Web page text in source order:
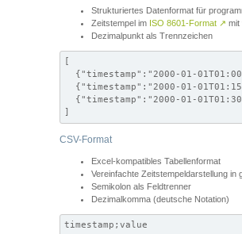
Strukturiertes Datenformat für
Zeitstempel im ISO 8601-Format ↗ mit
Dezimalpunkt als Trennzeichen
[
{"timestamp":"2000-01-
{"timestamp":"2000-01-
{"timestamp":"2000-01-
]
CSV-Format
Excel-kompatibles Tabellenformat
Vereinfachte Zeitstempeldarstellung in
Semikolon als Feldtrenner
Dezimalkomma (deutsche Notation)
timestamp;value